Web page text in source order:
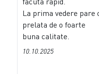
La prima vedere pare
prelata de o foarte
buna calitate.
10.10.2025